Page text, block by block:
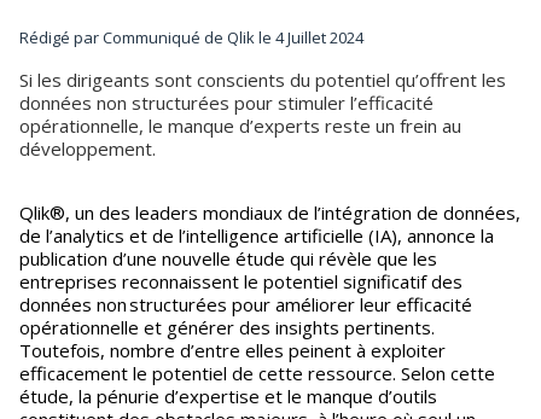
Rédigé par Communiqué de Qlik le 4 Juillet 2024
Si les dirigeants sont conscients du potentiel qu’offrent les
données non structurées pour stimuler l’efficacité
opérationnelle, le manque d’experts reste un frein au
développement.
Qlik®, un des leaders mondiaux de l’intégration de données,
de l’analytics et de l’intelligence artificielle (IA), annonce la
publication d’une nouvelle étude qui révèle que les
entreprises reconnaissent le potentiel significatif des
données non structurées pour améliorer leur efficacité
opérationnelle et générer des insights pertinents.
Toutefois, nombre d’entre elles peinent à exploiter
efficacement le potentiel de cette ressource. Selon cette
étude, la pénurie d’expertise et le manque d’outils